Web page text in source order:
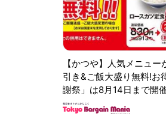
【かつや】人気メニュー
引き&ご飯大盛り無料!お
謝祭」は8月14日まで開催